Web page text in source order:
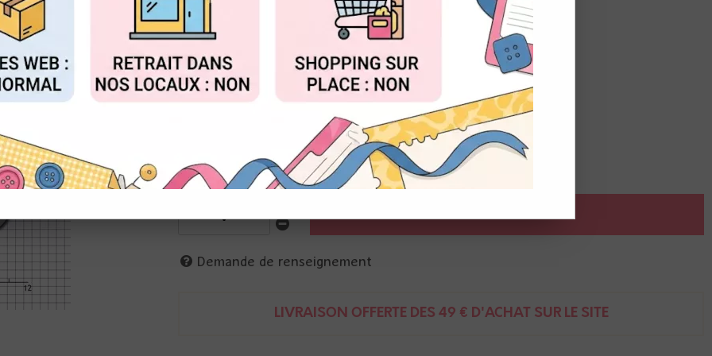
Réf. :DIY-71911-02
DIY&Cie
Matrices de coupe et tampon transparent
8 cm
AJOUTER AU PANIER
Demande de renseignement
LIVRAISON OFFERTE DÈS 49 € D'ACHAT SUR LE SITE
ACCEPTER TOUT